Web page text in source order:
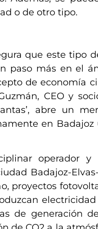
o de otro tipo.
que este tipo
paso más en el
de economía
CEO y
abre un
en
operador y
Badajoz-
proyectos
de generación